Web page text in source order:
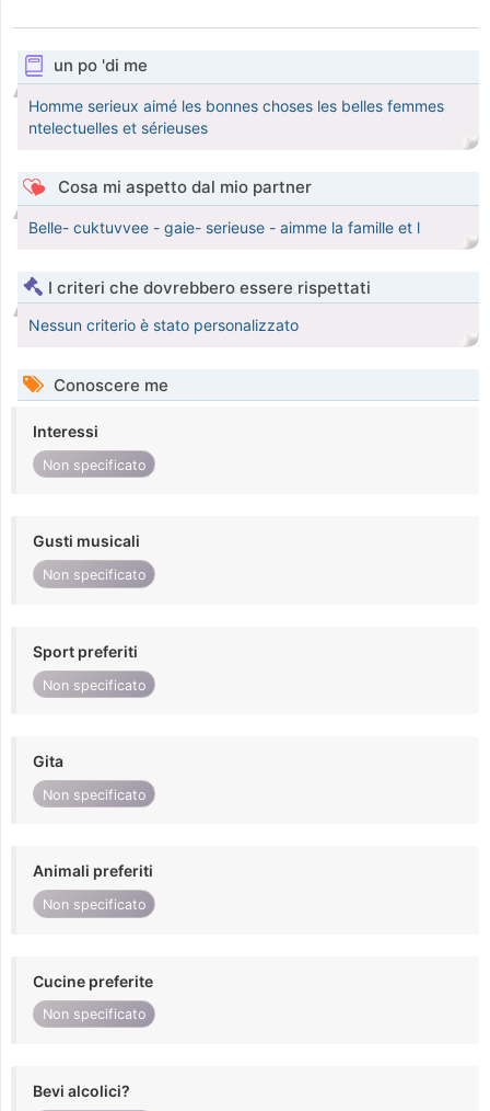
un po 'di me
Homme serieux aimé les bonnes choses les belles femmes
ntelectuelles et sérieuses
Cosa mi aspetto dal mio partner
Belle- cuktuvvee - gaie- serieuse - aimme la famille et l
I criteri che dovrebbero essere rispettati
Nessun criterio è stato personalizzato
Conoscere me
Interessi
Non specificato
Gusti musicali
Non specificato
Sport preferiti
Non specificato
Gita
Non specificato
Animali preferiti
Non specificato
Cucine preferite
Non specificato
Bevi alcolici?